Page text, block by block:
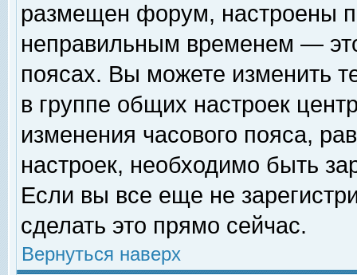
размещен форум, настроены
неправильным временем —
поясах. Вы можете изменить
в группе общих настроек
изменения часового пояса,
настроек, необходимо быть
Если вы все еще не
сделать это прямо сейчас.
Вернуться наверх